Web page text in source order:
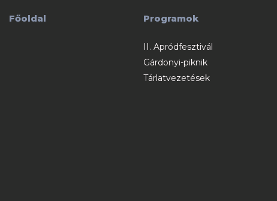
Főoldal Programok
II. Apródfesztivál
Gárdonyi-piknik
Tárlatvezetések